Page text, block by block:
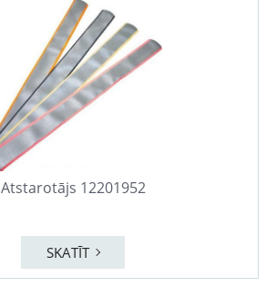
Atstarotājs 12201952
SKATĪT